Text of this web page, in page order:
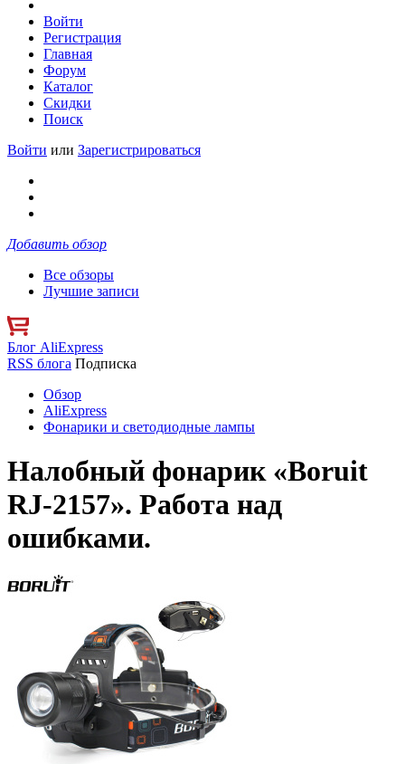
Войти
Регистрация
Главная
Форум
Каталог
Скидки
Поиск
Войти или Зарегистрироваться
Добавить обзор
Все обзоры
Лучшие записи
Блог AliExpress
RSS блога Подписка
Обзор
AliExpress
Фонарики и светодиодные лампы
Налобный фонарик «Boruit
RJ-2157». Работа над
ошибками.